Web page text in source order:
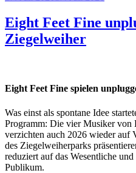
Eight Feet Fine
Ziegelweiher
Eight Feet Fine spielen
Was einst als spontane Idee
Programm: Die vier Musiker von
verzichten auch 2026 wieder auf
des Ziegelweiherparks
reduziert auf das Wesentliche
Publikum.